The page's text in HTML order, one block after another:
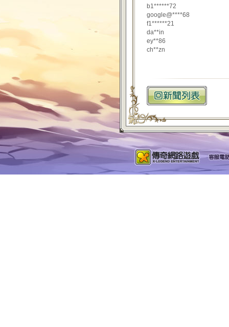
b1******72
google@****68
f1******21
da**in
ey**86
ch**zn